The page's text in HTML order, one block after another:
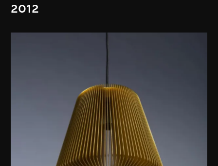
2012